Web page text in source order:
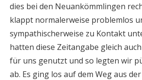
dies bei den Neuankömmlingen
klappt normalerweise problemlos
sympathischerweise zu Kontakt
hatten diese Zeitangabe gleich
für uns genutzt und so legten wir
ab. Es ging los auf dem Weg aus